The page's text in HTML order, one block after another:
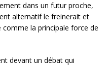
dans un futur proche,
alternatif le freinerait et
comme la principale force de
devant un débat qui